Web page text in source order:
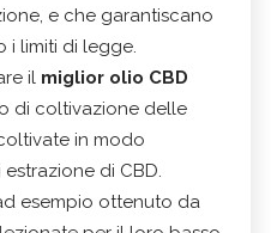
e che garantiscano
i limiti di legge.
il miglior olio CBD
di coltivazione delle
in modo
di CBD.
esempio ottenuto da